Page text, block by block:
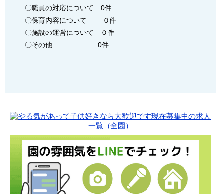
〇職員の対応について 0件
〇保育内容について ０件
〇施設の運営について ０件
〇その他 0件